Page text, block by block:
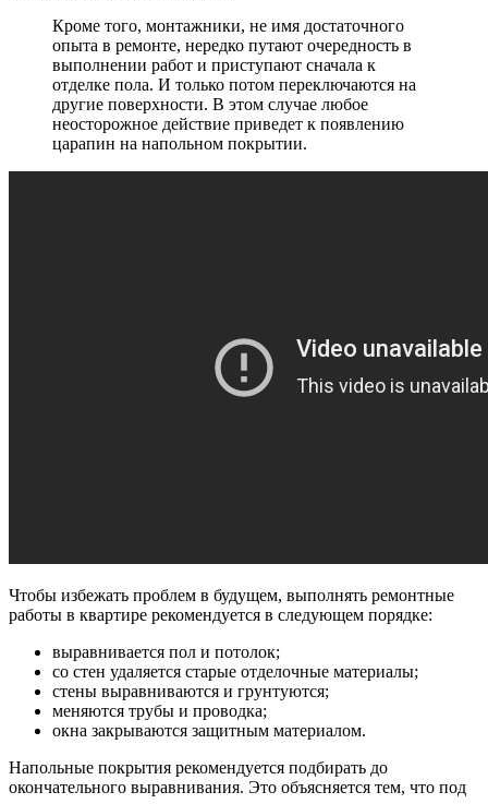
Кроме того, монтажники, не имя достаточного
опыта в ремонте, нередко путают очередность в
выполнении работ и приступают сначала к
отделке пола. И только потом переключаются на
другие поверхности. В этом случае любое
неосторожное действие приведет к появлению
царапин на напольном покрытии.
Чтобы избежать проблем в будущем, выполнять ремонтные
работы в квартире рекомендуется в следующем порядке:
выравнивается пол и потолок;
со стен удаляется старые отделочные материалы;
стены выравниваются и грунтуются;
меняются трубы и проводка;
окна закрываются защитным материалом.
Напольные покрытия рекомендуется подбирать до
окончательного выравнивания. Это объясняется тем, что под